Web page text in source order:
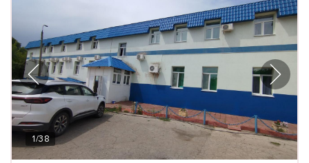
1/38